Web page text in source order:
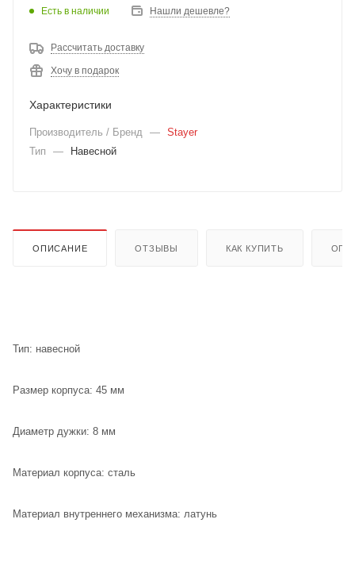
Есть в наличии Нашли дешевле?
Рассчитать доставку
Хочу в подарок
Характеристики
Производитель / Бренд — Stayer
Тип
— Навесной
ОПИСАНИЕ ОТЗЫВЫ КАК КУПИТЬ
Тип: навесной
Размер корпуса: 45 мм
Диаметр дужки: 8 мм
Материал корпуса: сталь
Материал внутреннего механизма: латунь